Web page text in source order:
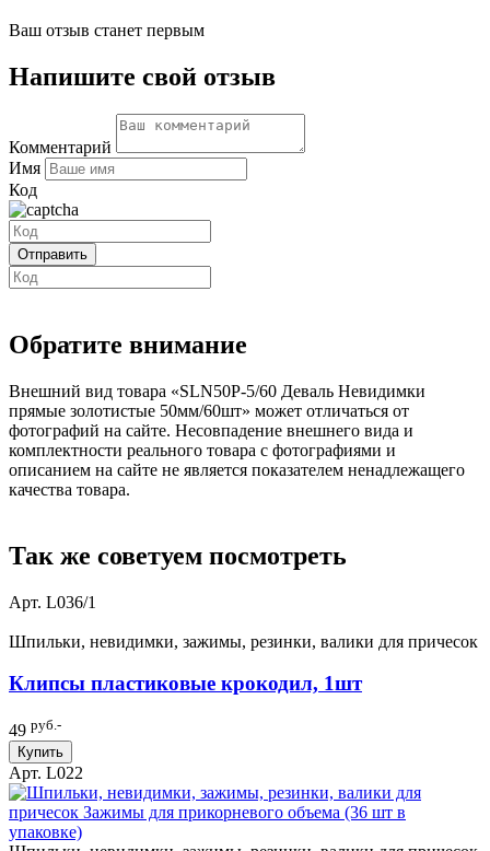
Ваш отзыв станет первым
Напишите свой отзыв
Комментарий
Имя
Код
Обратите внимание
Внешний вид товара «SLN50P-5/60 Деваль Невидимки
прямые золотистые 50мм/60шт» может отличаться от
фотографий на сайте. Несовпадение внешнего вида и
комплектности реального товара с фотографиями и
описанием на сайте не является показателем ненадлежащего
качества товара.
Так же советуем посмотреть
Арт. L036/1
Шпильки, невидимки, зажимы, резинки, валики для причесок
Клипсы пластиковые крокодил, 1шт
49 руб.-
Купить
Арт. L022